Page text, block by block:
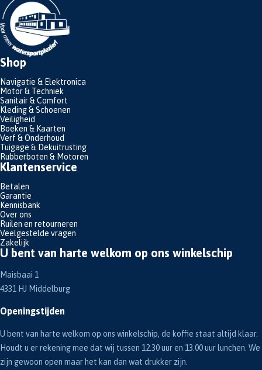
Shop
Navigatie & Elektronica
Motor & Techniek
Sanitair & Comfort
Kleding & Schoenen
Veiligheid
Boeken & Kaarten
Verf & Onderhoud
Tuigage & Dekuitrusting
Rubberboten & Motoren
Klantenservice
Betalen
Garantie
Kennisbank
Over ons
Ruilen en retourneren
Veelgestelde vragen
Zakelijk
U bent van harte welkom op ons winkelschip
Maisbaai 1
4331 HJ Middelburg
Openingstijden
U bent van harte welkom op ons winkelschip, de koffie staat altijd klaar.
Houdt u er rekening mee dat wij tussen 12.30 uur en 13.00 uur lunchen. We
zijn gewoon open maar het kan dan wat drukker zijn.